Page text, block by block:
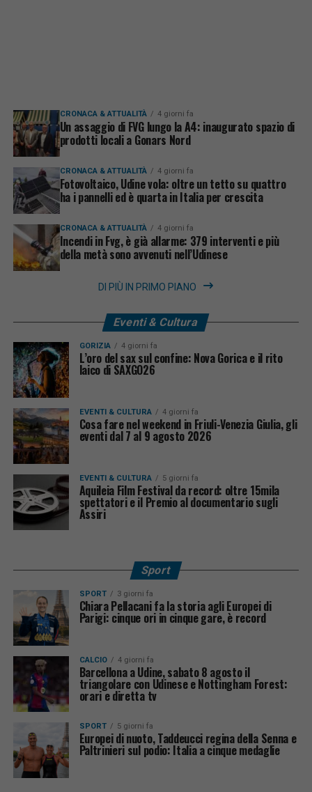
CRONACA & ATTUALITÀ 4 giorni fa
Un assaggio di FVG lungo la A4: inaugurato spazio di
prodotti locali a Gonars Nord
CRONACA & ATTUALITÀ 4 giorni fa
Fotovoltaico, Udine vola: oltre un tetto su quattro
ha i pannelli ed è quarta in Italia per crescita
CRONACA & ATTUALITÀ 4 giorni fa
Incendi in Fvg, è già allarme: 379 interventi e più
della metà sono avvenuti nell’Udinese
DI PIÙ IN PRIMO PIANO
Eventi & Cultura
GORIZIA 4 giorni fa
L’oro del sax sul confine: Nova Gorica e il rito
laico di SAXGO26
EVENTI & CULTURA 4 giorni fa
Cosa fare nel weekend in Friuli-Venezia Giulia, gli
eventi dal 7 al 9 agosto 2026
EVENTI & CULTURA 5 giorni fa
Aquileia Film Festival da record: oltre 15mila
spettatori e il Premio al documentario sugli
Assiri
Sport
SPORT 3 giorni fa
Chiara Pellacani fa la storia agli Europei di
Parigi: cinque ori in cinque gare, è record
CALCIO 4 giorni fa
Barcellona a Udine, sabato 8 agosto il
triangolare con Udinese e Nottingham Forest:
orari e diretta tv
SPORT 5 giorni fa
Europei di nuoto, Taddeucci regina della Senna e
Paltrinieri sul podio: Italia a cinque medaglie